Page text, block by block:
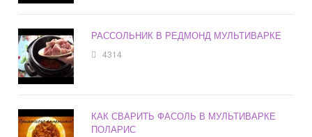
РАССОЛЬНИК В РЕДМОНД МУЛЬТИВАРКЕ
4314
КАК СВАРИТЬ ФАСОЛЬ В МУЛЬТИВАРКЕ
ПОЛАРИС